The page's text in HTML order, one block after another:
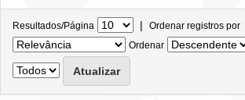
Resultados/Página | Ordenar registros por
Ordenar